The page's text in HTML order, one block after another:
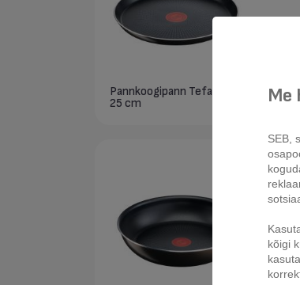
Pannkoogipann Tefal XL Intense
25 cm
Me
SEB,
kõigi